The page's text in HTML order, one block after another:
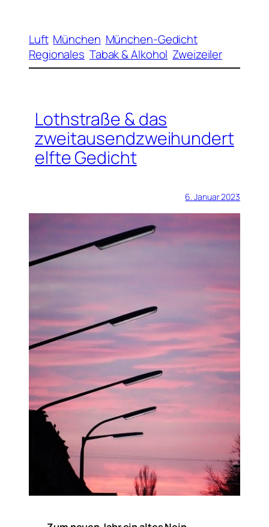
Luft München München-Gedicht
Regionales Tabak & Alkohol Zweizeiler
Lothstraße & das
zweitausendzweihundert
elfte Gedicht
6. Januar 2023